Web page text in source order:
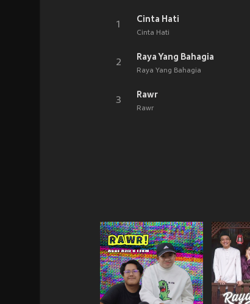
1
Cinta Hati
Cinta Hati
2
Raya Yang Bahagia
Raya Yang Bahagia
3
Rawr
Rawr